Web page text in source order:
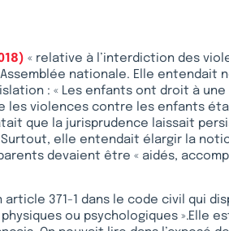
« relative à l’interdiction des
nationale. Elle entendait
: « Les enfants ont droit à
les violences contre les enfants
que la jurisprudence laissait
elle entendait élargir la
devaient être « aidés,
article 371-1 dans le code civil qui
ou psychologiques ».Elle